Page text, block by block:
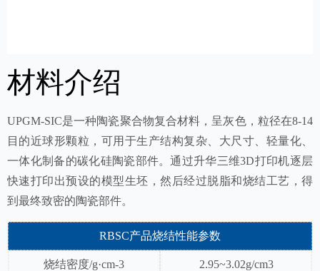
UPGM-SIC是一种陶瓷聚合物复合材料，呈灰色，粒径在8-14
目的近球形颗粒，可用于生产结构复杂、大尺寸、轻量化、
一体化制备的碳化硅陶瓷部件。通过升华三维3D打印机逐层
快速打印出预设的模型生坯，然后经过脱脂和烧结工艺，得
到最终致密的陶瓷部件。
材料介绍
RBSC产品烧结性能参数
烧结密度/g·cm-3 2.95~3.02g/cm3